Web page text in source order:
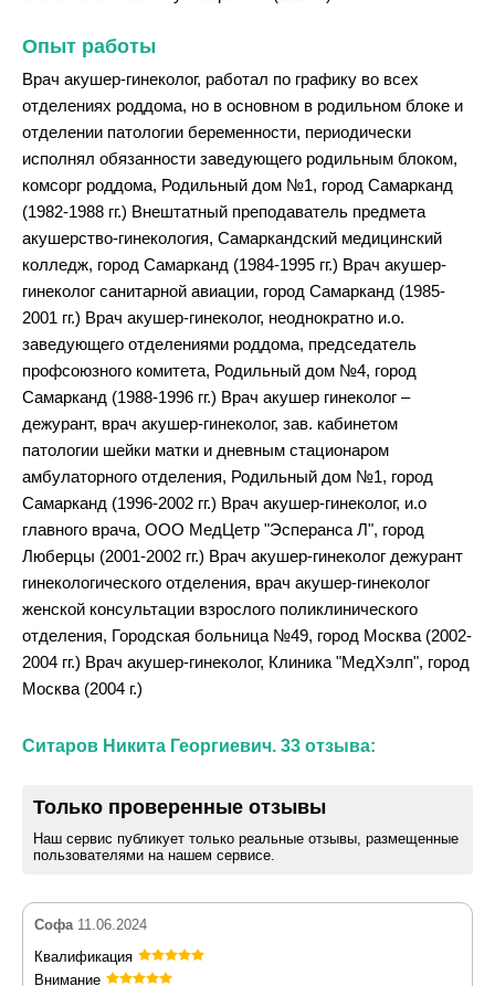
Опыт работы
Врач акушер-гинеколог, работал по графику во всех
отделениях роддома, но в основном в родильном блоке и
отделении патологии беременности, периодически
исполнял обязанности заведующего родильным блоком,
комсорг роддома, Родильный дом №1, город Самарканд
(1982-1988 гг.) Внештатный преподаватель предмета
акушерство-гинекология, Самаркандский медицинский
колледж, город Самарканд (1984-1995 гг.) Врач акушер-
гинеколог санитарной авиации, город Самарканд (1985-
2001 гг.) Врач акушер-гинеколог, неоднократно и.о.
заведующего отделениями роддома, председатель
профсоюзного комитета, Родильный дом №4, город
Самарканд (1988-1996 гг.) Врач акушер гинеколог –
дежурант, врач акушер-гинеколог, зав. кабинетом
патологии шейки матки и дневным стационаром
амбулаторного отделения, Родильный дом №1, город
Самарканд (1996-2002 гг.) Врач акушер-гинеколог, и.о
главного врача, ООО МедЦетр "Эсперанса Л", город
Люберцы (2001-2002 гг.) Врач акушер-гинеколог дежурант
гинекологического отделения, врач акушер-гинеколог
женской консультации взрослого поликлинического
отделения, Городская больница №49, город Москва (2002-
2004 гг.) Врач акушер-гинеколог, Клиника "МедХэлп", город
Москва (2004 г.)
Ситаров Никита Георгиевич. 33 отзыва:
Только проверенные отзывы
Наш сервис публикует только реальные отзывы, размещенные
пользователями на нашем сервисе.
Софа 11.06.2024
Квалификация
Внимание